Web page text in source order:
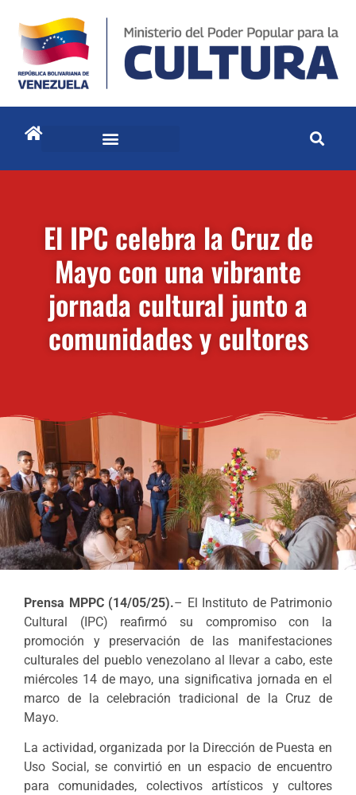
El IPC celebra la Cruz de
Mayo con una vibrante
jornada cultural junto a
comunidades y cultores
Prensa MPPC (14/05/25).– El Instituto de Patrimonio
Cultural (IPC) reafirmó su compromiso con la
promoción y preservación de las manifestaciones
culturales del pueblo venezolano al llevar a cabo, este
miércoles 14 de mayo, una significativa jornada en el
marco de la celebración tradicional de la Cruz de
Mayo.
La actividad, organizada por la Dirección de Puesta en
Uso Social, se convirtió en un espacio de encuentro
para comunidades, colectivos artísticos y cultores